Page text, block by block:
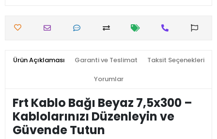
Ürün Açıklaması Garanti ve Teslimat Taksit Seçenekleri
Yorumlar
Frt Kablo Bağı Beyaz 7,5x300 –
Kablolarınızı Düzenleyin ve
Güvende Tutun